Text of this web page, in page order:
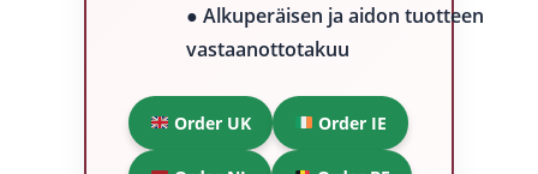
● Alkuperäisen ja aidon tuotteen
vastaanottotakuu
Order UK Order IE